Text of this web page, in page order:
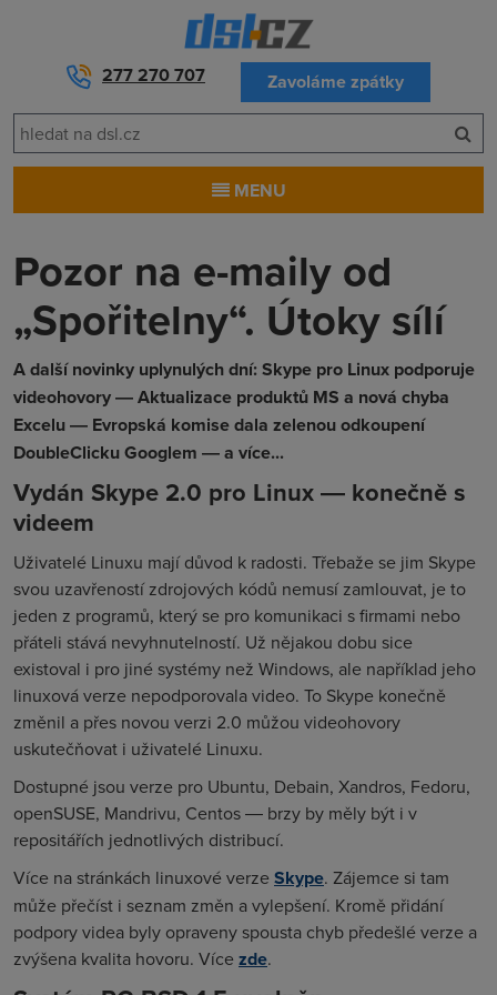
277 270 707 Zavoláme zpátky
MENU
Pozor na e-maily od
„Spořitelny“. Útoky sílí
A další novinky uplynulých dní: Skype pro Linux podporuje
videohovory ― Aktualizace produktů MS a nová chyba
Excelu ― Evropská komise dala zelenou odkoupení
DoubleClicku Googlem ― a více...
Vydán Skype 2.0 pro Linux ― konečně s
videem
Uživatelé Linuxu mají důvod k radosti. Třebaže se jim Skype
svou uzavřeností zdrojových kódů nemusí zamlouvat, je to
jeden z programů, který se pro komunikaci s firmami nebo
přáteli stává nevyhnutelností. Už nějakou dobu sice
existoval i pro jiné systémy než Windows, ale například jeho
linuxová verze nepodporovala video. To Skype konečně
změnil a přes novou verzi 2.0 můžou videohovory
uskutečňovat i uživatelé Linuxu.
Dostupné jsou verze pro Ubuntu, Debain, Xandros, Fedoru,
openSUSE, Mandrivu, Centos ― brzy by měly být i v
repositářích jednotlivých distribucí.
Více na stránkách linuxové verze Skype. Zájemce si tam
může přečíst i seznam změn a vylepšení. Kromě přidání
podpory videa byly opraveny spousta chyb předešlé verze a
zvýšena kvalita hovoru. Více zde.